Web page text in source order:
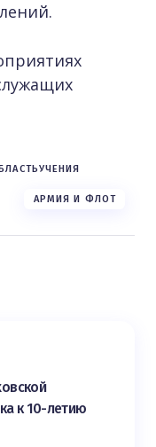
УЧЕНИЯ
АРМИЯ И ФЛОТ
к 10-летию